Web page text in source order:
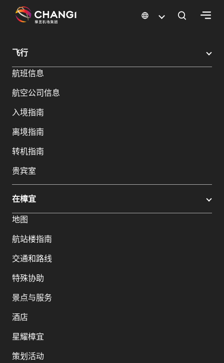
有
宜
网
选
语
言:
樟宜机场 樟宜机场餐饮与购物 樟宜机场购物指南 购物详情
飞行
航班信息
航空公司信息
入境指南
离境指南
转机指南
贵宾室
在樟宜
地图
航站楼指南
交通和路线
特殊协助
景点与服务
酒店
星耀樟宜
策划活动